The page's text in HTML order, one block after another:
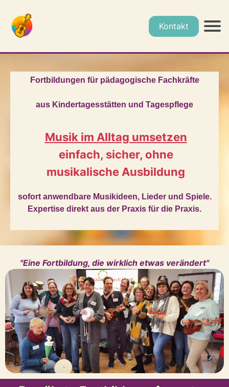
Kontakt
Fortbildungen für pädagogische Fachkräfte
aus Kindertagesstätten und Tagespflege
Musik im Alltag umsetzen
einfach, sicher, ohne
musikalische Ausbildung
sofort anwendbare Musikideen, Lieder und Spiele.
Expertise direkt aus der Praxis für die Praxis.
"Eine Fortbildung, die wirklich etwas verändert"